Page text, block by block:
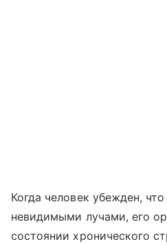
Когда человек убежден, что
невидимыми лучами, его
состоянии хронического